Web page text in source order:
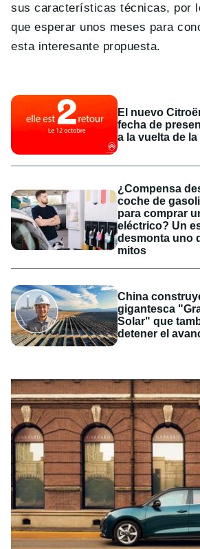
sus características técnicas, por
que esperar unos meses para
esta interesante propuesta.
El nuevo
fecha de
a la vuelta de
¿Compensa
coche de
para comprar
eléctrico? Un
desmonta uno
mitos
China
gigantesca
Solar" que
detener el